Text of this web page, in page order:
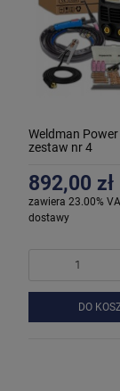
Weldman Power
zestaw nr 4
892,00 zł
zawiera 23.00%
dostawy
DO